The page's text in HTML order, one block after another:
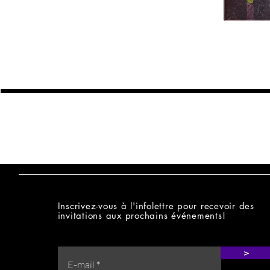
Inscrivez-vous à l'infolettre pour recevoir des
invitations aux prochains événements!
>